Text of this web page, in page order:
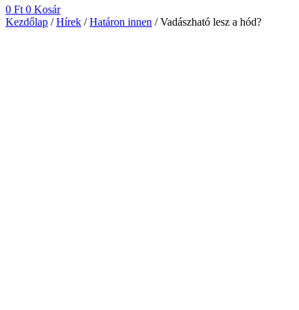
0 Ft 0 Kosár
Kezdőlap /Hírek /Határon innen / Vadászható lesz a hód?